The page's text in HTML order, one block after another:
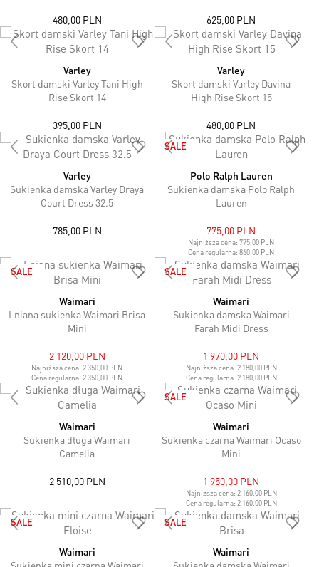
480,00 PLN 625,00 PLN
Varley
Skort damski Varley Tani High
Rise Skort 14
395,00 PLN
Varley
Skort damski Varley Davina
High Rise Skort 15
480,00 PLN
Varley
Sukienka damska Varley Draya
Court Dress 32.5
785,00 PLN
SALE
Polo Ralph Lauren
Sukienka damska Polo Ralph
Lauren
775,00 PLN
Najniższa cena:775,00 PLN
Cena regularna:860,00 PLN
SALE
Waimari
Lniana sukienka Waimari Brisa
Mini
2 120,00 PLN
Najniższa cena:2 350,00 PLN
Cena regularna:2 350,00 PLN
SALE
Waimari
Sukienka damska Waimari
Farah Midi Dress
1 970,00 PLN
Najniższa cena: 2 180,00 PLN
Cena regularna: 2 180,00 PLN
Waimari
Sukienka długa Waimari
Camelia
2 510,00 PLN
SALE
Waimari
Sukienka czarna Waimari Ocaso
Mini
1 950,00 PLN
Najniższa cena: 2 160,00 PLN
Cena regularna: 2 160,00 PLN
SALE
Waimari
SALE
Waimari